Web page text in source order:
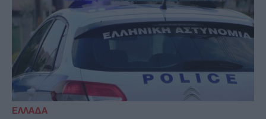
ΕΛΛΑΔΑ